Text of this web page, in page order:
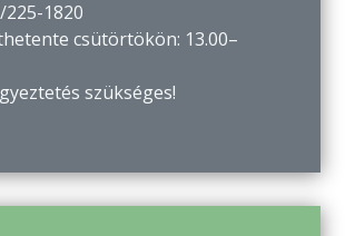
225-1820
csütörtökön: 13.00–
szükséges!